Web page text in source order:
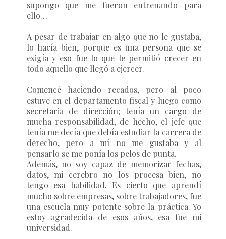
supongo que me fueron entrenando para
ello…
A pesar de trabajar en algo que no le gustaba,
lo hacía bien, porque es una persona que se
exigía y eso fue lo que le permitió crecer en
todo aquello que llegó a ejercer.
Comencé haciendo recados, pero al poco
estuve en el departamento fiscal y luego como
secretaria de dirección; tenía un cargo de
mucha responsabilidad, de hecho, el jefe que
tenía me decía que debía estudiar la carrera de
derecho, pero a mí no me gustaba y al
pensarlo se me ponía los pelos de punta.
Además, no soy capaz de memorizar fechas,
datos, mi cerebro no los procesa bien, no
tengo esa habilidad. Es cierto que aprendí
mucho sobre empresas, sobre trabajadores, fue
una escuela muy potente sobre la práctica. Yo
estoy agradecida de esos años, esa fue mi
universidad.